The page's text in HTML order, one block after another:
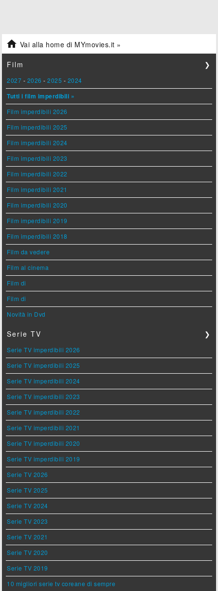
 Vai alla home di MYmovies.it »
Film ❯
2027 - 2026 -2025 - 2024
Tutti i film imperdibili »
Film imperdibili 2026
Film imperdibili 2025
Film imperdibili 2024
Film imperdibili 2023
Film imperdibili 2022
Film imperdibili 2021
Film imperdibili 2020
Film imperdibili 2019
Film imperdibili 2018
Film da vedere
Film al cinema
Film di
Film di
Novità in Dvd
Serie TV ❯
Serie TV imperdibili 2026
Serie TV imperdibili 2025
Serie TV imperdibili 2024
Serie TV imperdibili 2023
Serie TV imperdibili 2022
Serie TV imperdibili 2021
Serie TV imperdibili 2020
Serie TV imperdibili 2019
Serie TV 2026
Serie TV 2025
Serie TV 2024
Serie TV 2023
Serie TV 2021
Serie TV 2020
Serie TV 2019
10 migliori serie tv coreane di sempre